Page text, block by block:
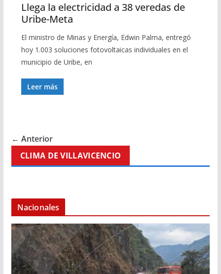
Llega la electricidad a 38 veredas de
Uribe-Meta
El ministro de Minas y Energía, Edwin Palma, entregó
hoy 1.003 soluciones fotovoltaicas individuales en el
municipio de Uribe, en
Leer más
← Anterior
CLIMA DE VILLAVICENCIO
Nacionales